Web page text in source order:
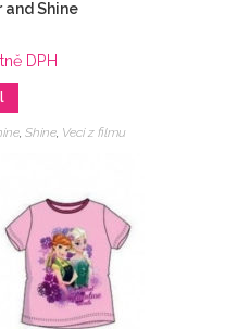
and Shine
DPH
, Shine, Veci z filmu